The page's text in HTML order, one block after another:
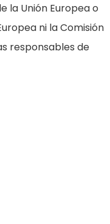
la Unión Europea o
ni la Comisión
responsables de